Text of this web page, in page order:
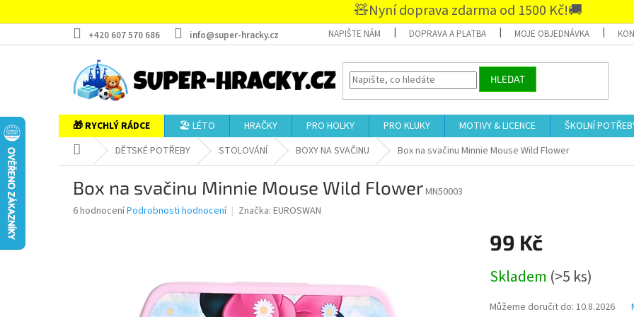
🧸Nyní doprava zdarma od 1500 Kč!🚚
+420 607 570 686 info@super-hracky.cz NAPIŠTE NÁM DOPRAVA A PLATBA MOJE OBJEDNÁVKA
HLEDAT
🎁 RYCHLÝ RÁDCE 🏖️ LÉTO HRAČKY PRO HOLKY PRO KLUKY MOTIVY & LICENCE ŠKOLNÍ
Domů DĚTSKÉ POTŘEBY STOLOVÁNÍ BOXY NA SVAČINU Box na svačinu Minnie Mouse Wild Flower
Box na svačinu Minnie Mouse Wild FlowerMN50003
Průměrné
6 hodnoceníPodrobnosti hodnocení Značka: EUROSWAN
99 Kč
cena:
Skladem (>5 ks)
Můžeme doručit do: 10.8.2026